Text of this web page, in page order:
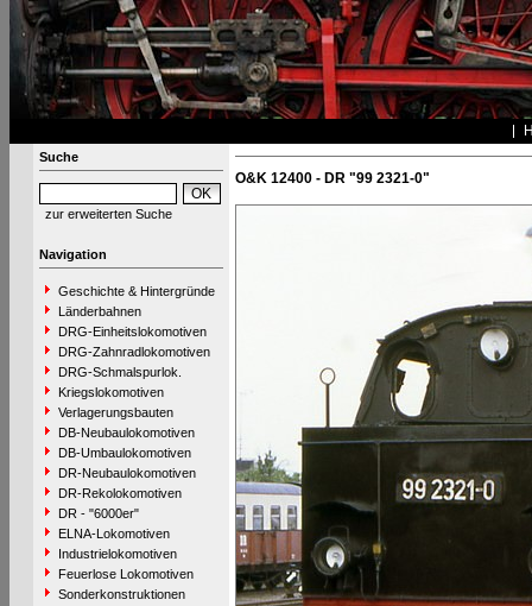
Suche
zur erweiterten Suche
Navigation
Geschichte & Hintergründe
Länderbahnen
DRG-Einheitslokomotiven
DRG-Zahnradlokomotiven
DRG-Schmalspurlok.
Kriegslokomotiven
Verlagerungsbauten
DB-Neubaulokomotiven
DB-Umbaulokomotiven
DR-Neubaulokomotiven
DR-Rekolokomotiven
DR - "6000er"
ELNA-Lokomotiven
Industrielokomotiven
Feuerlose Lokomotiven
Sonderkonstruktionen
O&K 12400 - DR "99 2321-0"